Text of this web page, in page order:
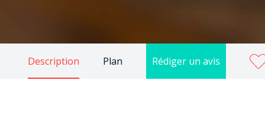
Description Plan Rédiger un avis